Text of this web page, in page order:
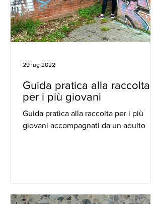
Guida pratica alla raccolta
per i più giovani
Guida pratica alla raccolta per i più
giovani accompagnati da un adulto
29 lug 2022